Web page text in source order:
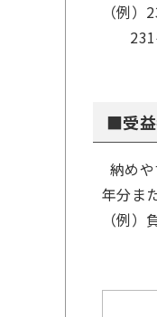
（例
231
■受益
納め
年分ま
（例